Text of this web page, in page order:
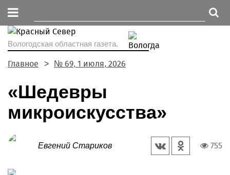
Вологодская областная газета.
Главное № 69, 1 июля, 2026
«Шедевры
микроискусства»
Евгений Стариков 755